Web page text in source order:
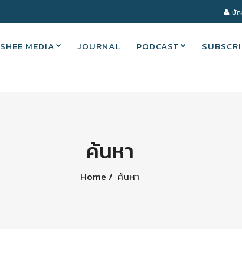
บั
SHEE MEDIA JOURNAL PODCAST
ค้นหา
Home ค้นหา